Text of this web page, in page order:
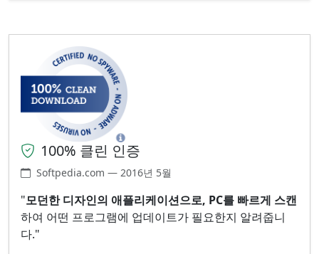
100% 클린 인증
Softpedia.com — 2016년 5월
"모던한 디자인의 애플리케이션으로, PC를 빠르게 스캔
하여 어떤 프로그램에 업데이트가 필요한지 알려줍니
다."